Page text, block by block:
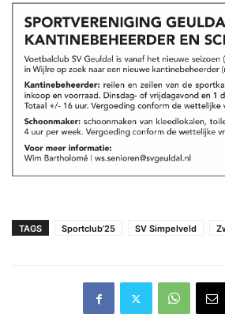
TAGS Sportclub’25 SV Simpelveld